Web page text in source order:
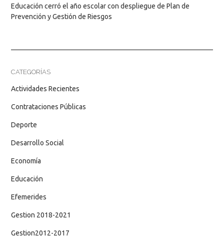
Educación cerró el año escolar con despliegue de Plan de
Prevención y Gestión de Riesgos
CATEGORÍAS
Actividades Recientes
Contrataciones Públicas
Deporte
Desarrollo Social
Economía
Educación
Efemerides
Gestion 2018-2021
Gestion2012-2017